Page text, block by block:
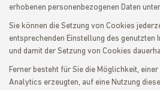
erhobenen personenbezogenen Daten
Sie können die Setzung von Cookies
entsprechenden Einstellung des
und damit der Setzung von Cookies
Ferner besteht für Sie die Möglichkeit,
Analytics erzeugten, auf eine Nutzung